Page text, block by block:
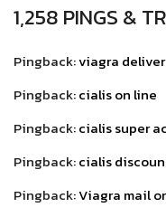
1,258 PINGS &
Pingback:viagra
Pingback:cialis on line
Pingback:cialis super
Pingback:cialis
Pingback:Viagra mail